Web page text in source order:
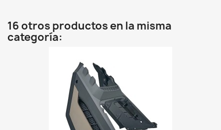
16 otros productos en la misma
categoría: